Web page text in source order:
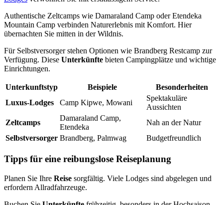
Authentische Zeltcamps wie Damaraland Camp oder Etendeka
Mountain Camp verbinden Naturerlebnis mit Komfort. Hier
übernachten Sie mitten in der Wildnis.
Für Selbstversorger stehen Optionen wie Brandberg Restcamp zur
Verfügung. Diese Unterkünfte bieten Campingplätze und wichtige
Einrichtungen.
Unterkunftstyp Beispiele
Besonderheiten
Luxus-Lodges
Camp Kipwe, Mowani
Spektakuläre
Aussichten
Zeltcamps
Damaraland Camp,
Etendeka
Nah an der Natur
Selbstversorger Brandberg, Palmwag Budgetfreundlich
Tipps für eine reibungslose Reiseplanung
Planen Sie Ihre Reise sorgfältig. Viele Lodges sind abgelegen und
erfordern Allradfahrzeuge.